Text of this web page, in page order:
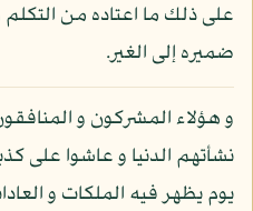
على ذلك ما اعتاده من
ضميره إلى الغير.
و هؤلاء المشركون و
نشأتهم الدنيا و عاشوا على
يوم يظهر فيه الملكات و